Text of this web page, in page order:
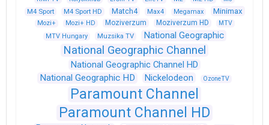
M4 Sport M4 Sport HD Match4 Max4 Megamax Minimax
Mozi+ Mozi+ HD Moziverzum Moziverzum HD
MTV
MTV Hungary
Muzsika TV National Geographic
National Geographic Channel
National Geographic Channel HD
National Geographic HD
Nickelodeon OzoneTV
Paramount Channel
Paramount Channel HD